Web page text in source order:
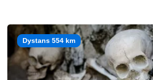
Dystans 554 km